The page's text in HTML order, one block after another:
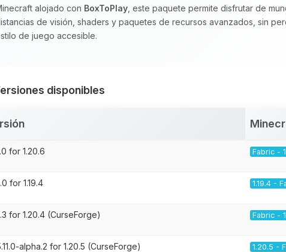
alojado con BoxToPlay , este paquete permite disfrutar de
de visión, shaders y paquetes de recursos avanzados, sin
de juego accesible.
disponibles
for 1.20.6 Fabric -
for 1.19.4 1.19.4 -
for 1.20.4 (CurseForge) Fabric -
alpha.2 for 1.20.5 (CurseForge) 1.20.5 -